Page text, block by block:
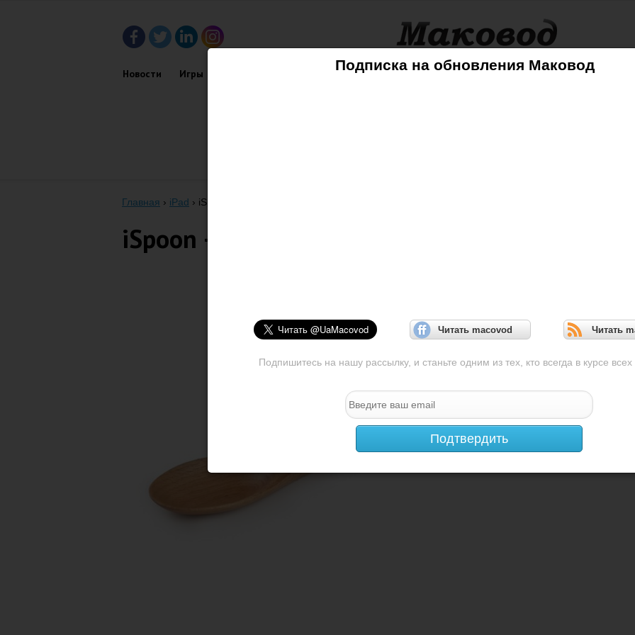
Подписка на обновления Маковод
Читать macovod Читать
Подпишитесь на нашу рассылку, и станьте одним из тех, кто всегда в курсе всех
Подтвердить
Новости Игры Советы Mac iPhone iPad iPod AppleTV
Главная › iPad › iSpoon – ложка-стилус для iPad
iSpoon – ложка-стилус для iPad